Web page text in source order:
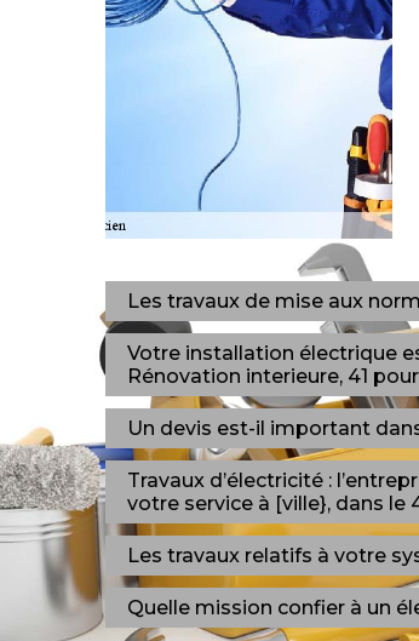
Les travaux de mise aux
Votre installation électrique
Rénovation interieure, 41
Un devis est-il important
Travaux d’électricité :
votre service à [ville}, dans le
Les travaux relatifs à votre
Quelle mission confier à un